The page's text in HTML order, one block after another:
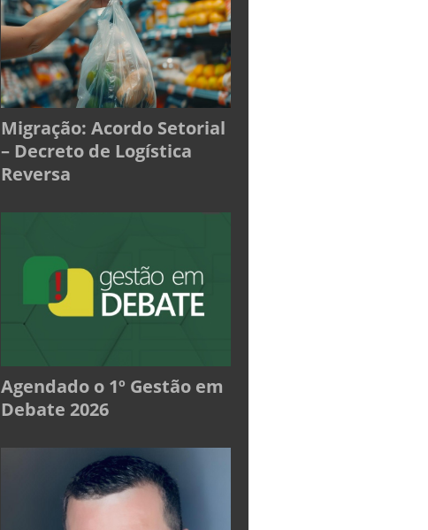
Migração: Acordo Setorial
– Decreto de Logística
Reversa
Agendado o 1º Gestão em
Debate 2026